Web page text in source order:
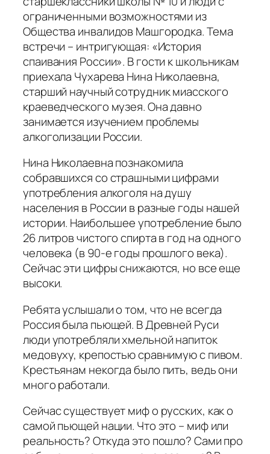
ограниченными возможностями из
Общества инвалидов Машгородка. Тема
встречи – интригующая: «История
спаивания России». В гости к школьникам
приехала Чухарева Нина Николаевна,
старший научный сотрудник миасского
краеведческого музея. Она давно
занимается изучением проблемы
алкоголизации России.
Нина Николаевна познакомила
собравшихся со страшными цифрами
употребления алкоголя на душу
населения в России в разные годы нашей
истории. Наибольшее употребление было
26 литров чистого спирта в год на одного
человека (в 90-е годы прошлого века).
Сейчас эти цифры снижаются, но все еще
высоки.
Ребята услышали о том, что не всегда
Россия была пьющей. В Древней Руси
люди употребляли хмельной напиток
медовуху, крепостью сравнимую с пивом.
Крестьянам некогда было пить, ведь они
много работали.
Сейчас существует миф о русских, как о
самой пьющей нации. Что это – миф или
реальность? Откуда это пошло? Сами про